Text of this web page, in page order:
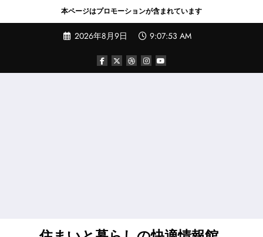
本ページはプロモーションが含まれています
ツ
2026年8月9日 9:07:54 AM